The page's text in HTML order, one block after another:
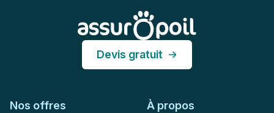
Devis gratuit
Nos offres À propos